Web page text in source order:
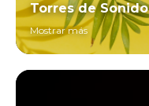
Torres de Sonido
Mostrar más